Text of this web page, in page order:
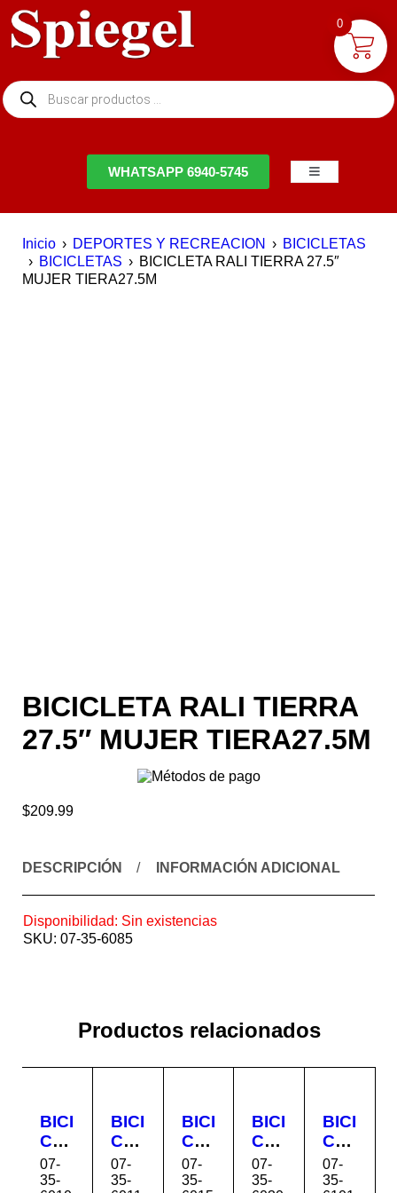
WHATSAPP 6940-5745
Inicio › DEPORTES Y RECREACION › BICICLETAS
› BICICLETAS › BICICLETA RALI TIERRA 27.5″
MUJER TIERA27.5M
BICICLETA RALI TIERRA
27.5″ MUJER TIERA27.5M
$209.99
DESCRIPCIÓN INFORMACIÓN ADICIONAL
Disponibilidad: Sin existencias
SKU: 07-35-6085
Productos relacionados
BICI
CL
ETA
RA
07-
35-
BICI
CL
ETA
RA
07-
35-
BICI
CL
ETA
RA
07-
35-
BICI
CL
ETA
RA
07-
35-
BICI
CL
ETA
RA
07-
35-
0